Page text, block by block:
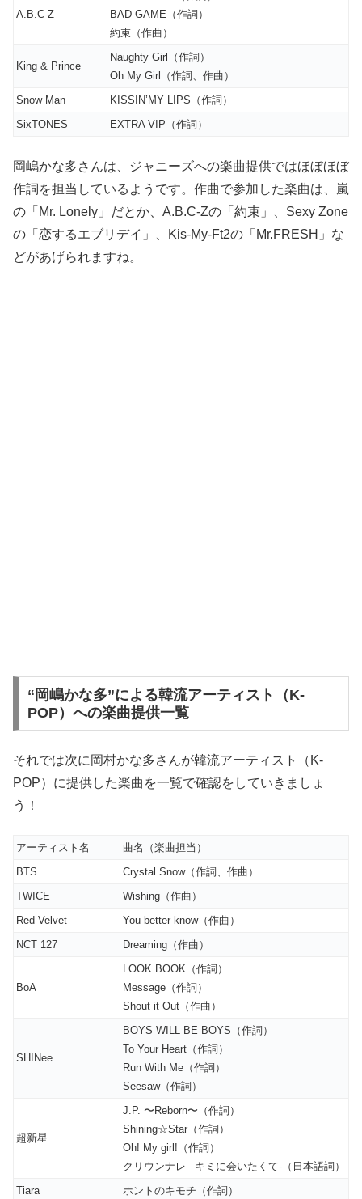
A.B.C-Z
BAD GAME（作詞）
約束（作曲）
King & Prince
Naughty Girl（作詞）
Oh My Girl（作詞、作曲）
Snow Man
KISSIN’MY LIPS（作詞）
SixTONES
EXTRA VIP（作詞）
岡嶋かな多さんは、ジャニーズへの楽曲提供ではほぼほぼ
作詞を担当しているようです。作曲で参加した楽曲は、嵐
の「Mr. Lonely」だとか、A.B.C-Zの「約束」、Sexy Zone
の「恋するエブリデイ」、Kis-My-Ft2の「Mr.FRESH」な
どがあげられますね。
“岡嶋かな多”による韓流アーティスト（K-
POP）への楽曲提供一覧
それでは次に岡村かな多さんが韓流アーティスト（K-
POP）に提供した楽曲を一覧で確認をしていきましょ
う！
アーティスト名
曲名（楽曲担当）
BTS
Crystal Snow（作詞、作曲）
TWICE
Wishing（作曲）
Red Velvet
You better know（作曲）
NCT 127
Dreaming（作曲）
BoA
LOOK BOOK（作詞）
Message（作詞）
Shout it Out（作曲）
SHINee
BOYS WILL BE BOYS（作詞）
To Your Heart（作詞）
Run With Me（作詞）
Seesaw（作詞）
超新星
J.P. 〜Reborn〜（作詞）
Shining☆Star（作詞）
Oh! My girl!（作詞）
クリウンナレ –キミに会いたくて-（日本語詞）
Tiara
ホントのキモチ（作詞）